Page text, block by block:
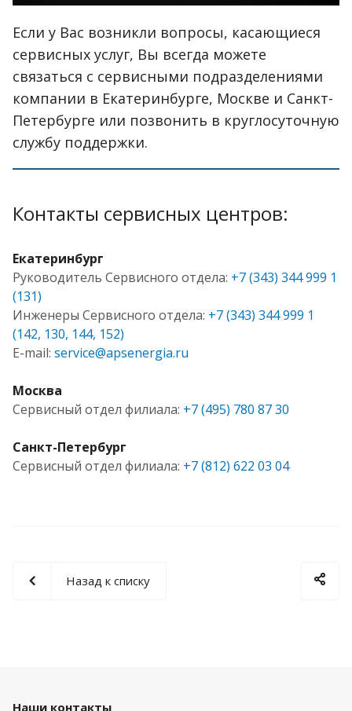
Если у Вас возникли вопросы, касающиеся
сервисных услуг, Вы всегда можете
связаться с сервисными подразделениями
компании в Екатеринбурге, Москве и Санкт-
Петербурге или позвонить в круглосуточную
службу поддержки.
Контакты сервисных центров:
Екатеринбург
Руководитель Сервисного отдела: +7 (343) 344 999 1
(131)
Инженеры Сервисного отдела: +7 (343) 344 999 1
(142, 130, 144, 152)
E-mail: service@apsenergia.ru
Москва
Сервисный отдел филиала: +7 (495) 780 87 30
Санкт-Петербург
Сервисный отдел филиала: +7 (812) 622 03 04
Назад к списку
Наши контакты